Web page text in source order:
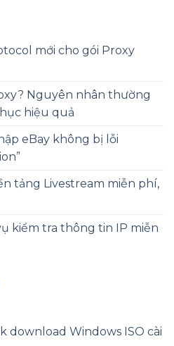
mới cho gói Proxy
Nguyên nhân thường
hiệu quả
eBay không bị lỗi
tảng Livestream miễn phí,
kiểm tra thông tin IP miễn
download Windows ISO cài